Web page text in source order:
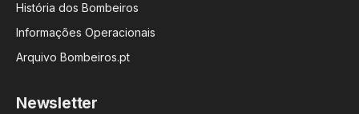
História dos Bombeiros
Informações Operacionais
Arquivo Bombeiros.pt
Newsletter